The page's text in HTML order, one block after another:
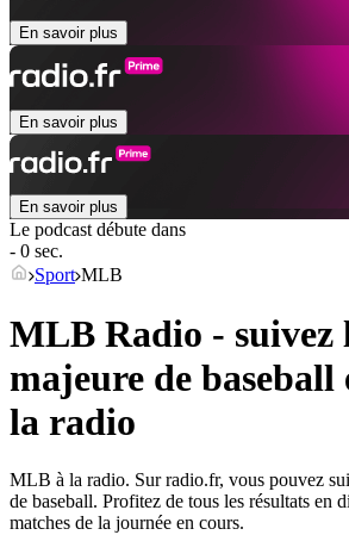
En savoir plus
En savoir plus
En savoir plus
Le podcast débute dans
- 0 sec.
Sport MLB
MLB Radio - suivez
majeure de baseball
la radio
MLB à la radio. Sur radio.fr, vous pouvez
de baseball. Profitez de tous les résultats en
matches de la journée en cours.